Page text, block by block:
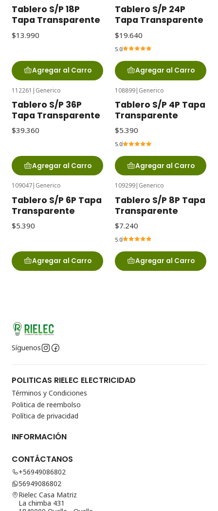
Tablero S/P 18P
Tapa Transparente
$13.990
Agregar al Carro
Tablero S/P 24P
Tapa Transparente
$19.640
5.0
Agregar al Carro
112261 | Generico
Tablero S/P 36P
Tapa Transparente
$39.360
Agregar al Carro
108899| Generico
Tablero S/P 4P Tapa
Transparente
$5.390
5.0
Agregar al Carro
109047| Generico
Tablero S/P 6P Tapa
Transparente
$5.390
Agregar al Carro
109299| Generico
Tablero S/P 8P Tapa
Transparente
$7.240
5.0
Agregar al Carro
Síguenos
POLITICAS RIELEC ELECTRICIDAD
Términos y Condiciones
Politica de reembolso
Política de privacidad
INFORMACIÓN
CONTÁCTANOS
+56949086802
56949086802
Rielec Casa Matriz
La chimba 431